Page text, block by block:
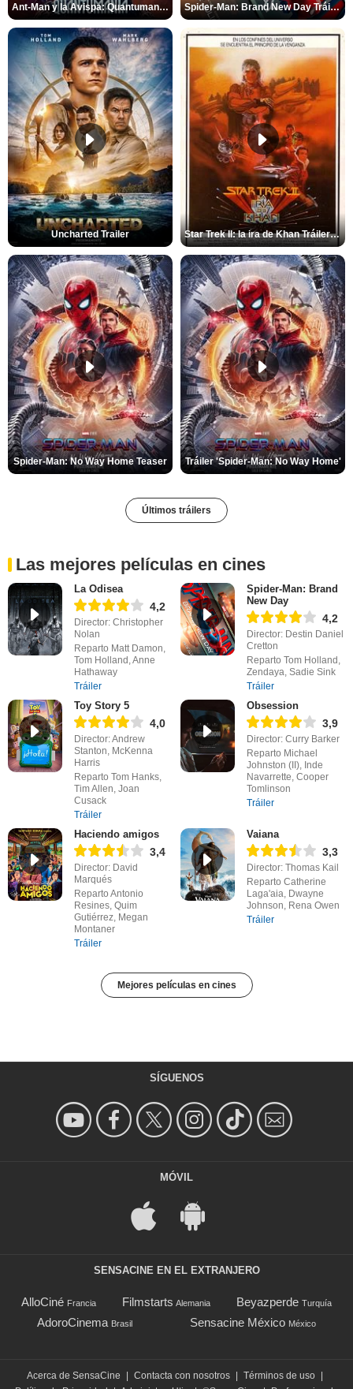
Ant-Man y la Avispa: Quantumanía Tráiler (2) Spider-Man: Brand New Day Tráiler (3)
Uncharted Trailer Star Trek II: la ira de Khan Tráiler VO
Spider-Man: No Way Home Teaser Tráiler 'Spider-Man: No Way Home'
Últimos tráilers
Las mejores películas en cines
La Odisea
4,2
Director: Christopher
Nolan
Reparto Matt Damon,
Tom Holland, Anne
Hathaway
Tráiler
Spider-Man: Brand
New Day
4,2
Director: Destin Daniel
Cretton
Reparto Tom Holland,
Zendaya, Sadie Sink
Tráiler
Toy Story 5
4,0
Director: Andrew
Stanton, McKenna
Harris
Reparto Tom Hanks,
Tim Allen, Joan
Cusack
Tráiler
Obsession
3,9
Director: Curry Barker
Reparto Michael
Johnston (II), Inde
Navarrette, Cooper
Tomlinson
Tráiler
Haciendo amigos
3,4
Director: David
Marqués
Reparto Antonio
Resines, Quim
Gutiérrez, Megan
Montaner
Tráiler
Vaiana
3,3
Director: Thomas Kail
Reparto Catherine
Laga'aia, Dwayne
Johnson, Rena Owen
Tráiler
Mejores películas en cines
SÍGUENOS
MÓVIL
SENSACINE EN EL EXTRANJERO
AlloCiné Francia Filmstarts Alemania Beyazperde Turquía
AdoroCinema Brasil Sensacine México México
Acerca de SensaCine Contacta con nosotros Términos de uso